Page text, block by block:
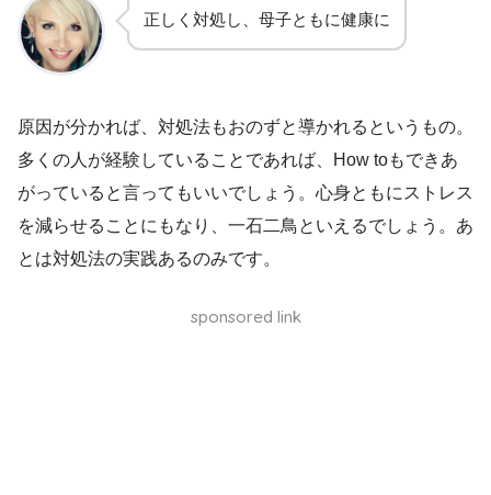
正しく対処し、母子ともに健康に
原因が分かれば、対処法もおのずと導かれるというもの。
多くの人が経験していることであれば、How toもできあ
がっていると言ってもいいでしょう。心身ともにストレス
を減らせることにもなり、一石二鳥といえるでしょう。あ
とは対処法の実践あるのみです。
sponsored link